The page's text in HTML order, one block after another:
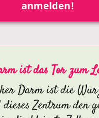
anmelden!
ist das Tor zum
Darm ist die
Zentrum den